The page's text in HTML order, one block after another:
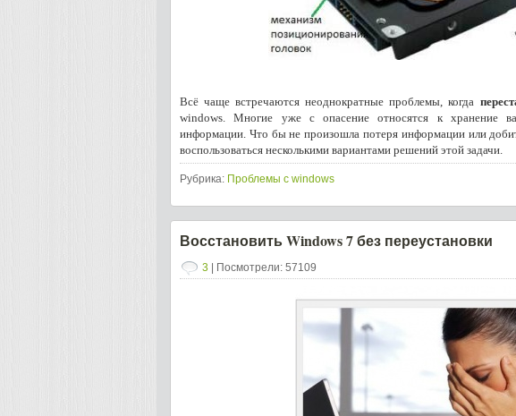
Всё чаще встречаются неоднократные проблемы, когда
windows. Многие уже с опасение относятся к хранение
информации. Что бы не произошла потеря информации или
воспользоваться несколькими вариантами решений этой задачи.
Рубрика: Проблемы с windows
Восстановить Windows 7 без переустановки
3 | Посмотрели: 57109